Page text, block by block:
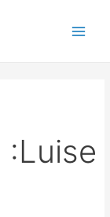
:Luise